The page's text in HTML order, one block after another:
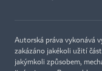
Autorská práva vykonává
zakázáno jakékoli užití
jakýmkoli způsobem,